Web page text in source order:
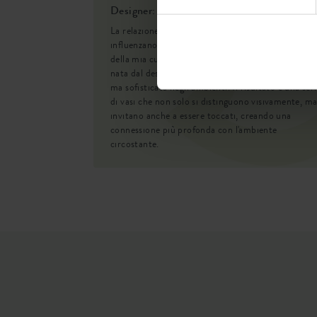
SKU
Designer: Anne Camps
La relazione tra colore ed emozione, e come questi
influenzano i nostri spazi abitativi, è stata la spinta
della mia curiosità. La serie di vasi Jazz per interni è
nata dal desiderio di portare un'atmosfera giocosa
ma sofisticata negli ambienti. Il risultato è una
di vasi che non solo si distinguono visivamente, ma
invitano anche a essere toccati, creando una
connessione più profonda con l'ambiente
circostante.